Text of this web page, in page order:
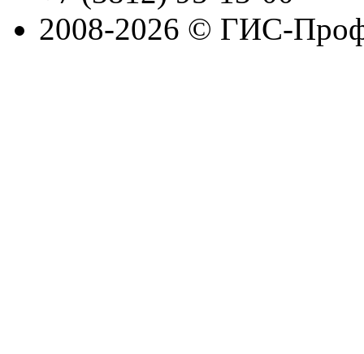
2008-2026 © ГИС-